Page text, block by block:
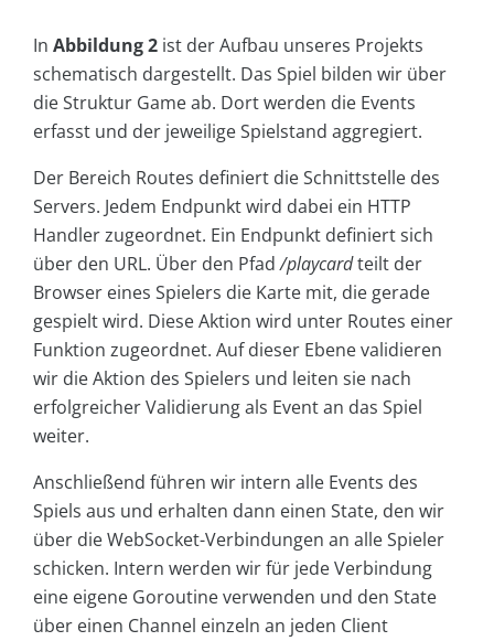
In Abbildung 2 ist der Aufbau unseres Projekts
schematisch dargestellt. Das Spiel bilden wir über
die Struktur Game ab. Dort werden die Events
erfasst und der jeweilige Spielstand aggregiert.
Der Bereich Routes definiert die Schnittstelle des
Servers. Jedem Endpunkt wird dabei ein HTTP
Handler zugeordnet. Ein Endpunkt definiert sich
über den URL. Über den Pfad/playcardteilt der
Browser eines Spielers die Karte mit, die gerade
gespielt wird. Diese Aktion wird unter Routes einer
Funktion zugeordnet. Auf dieser Ebene validieren
wir die Aktion des Spielers und leiten sie nach
erfolgreicher Validierung als Event an das Spiel
weiter.
Anschließend führen wir intern alle Events des
Spiels aus und erhalten dann einen State, den wir
über die WebSocket-Verbindungen an alle Spieler
schicken. Intern werden wir für jede Verbindung
eine eigene Goroutine verwenden und den State
über einen Channel einzeln an jeden Client